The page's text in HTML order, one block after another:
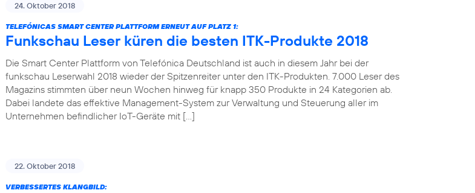
24. Oktober 2018
TELEFÓNICAS SMART CENTER PLATTFORM ERNEUT AUF PLATZ 1:
Funkschau Leser küren die besten ITK-Produkte 2018
Die Smart Center Plattform von Telefónica Deutschland ist auch in diesem Jahr bei der
funkschau Leserwahl 2018 wieder der Spitzenreiter unter den ITK-Produkten. 7.000 Leser des
Magazins stimmten über neun Wochen hinweg für knapp 350 Produkte in 24 Kategorien ab.
Dabei landete das effektive Management-System zur Verwaltung und Steuerung aller im
Unternehmen befindlicher IoT-Geräte mit […]
22. Oktober 2018
VERBESSERTES KLANGBILD: